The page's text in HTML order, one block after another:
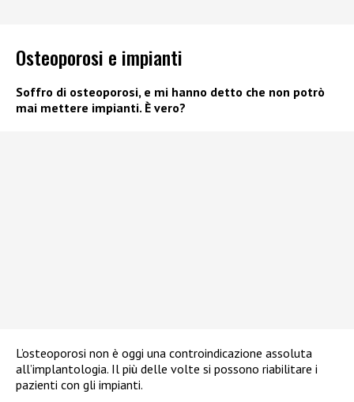
Osteoporosi e impianti
Soffro di osteoporosi, e mi hanno detto che non potrò
mai mettere impianti. È vero?
L’osteoporosi non è oggi una controindicazione assoluta
all’implantologia. Il più delle volte si possono riabilitare i
pazienti con gli impianti.